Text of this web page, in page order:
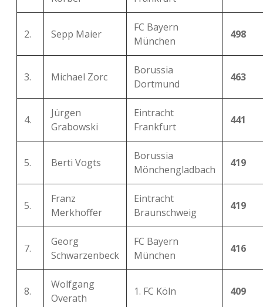
2. Sepp Maier
FC Bayern
München
498
3. Michael Zorc
Borussia
Dortmund
463
4.
Jürgen
Grabowski
Eintracht
Frankfurt
441
5. Berti Vogts
Borussia
Mönchengladbach
419
5.
Franz
Merkhoffer
Eintracht
Braunschweig
419
7.
Georg
Schwarzenbeck
FC Bayern
München
416
8.
Wolfgang
Overath
1. FC Köln 409